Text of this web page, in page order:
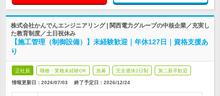
株式会社かんでんエンジニアリング | 関西電力グループの中核企業／充実し
た教育制度／土日祝休み
【施工管理（制御設備）】未経験歓迎｜年休127日｜資格支援あ
り
正社員 職種・業種未経験OK 急募 完全週休2日制 第二新卒歓迎
情報更新日：2026/07/03 終了予定日： 2026/12/24